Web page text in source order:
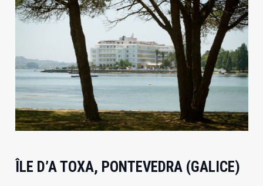
ÎLE D’A TOXA, PONTEVEDRA (GALICE)